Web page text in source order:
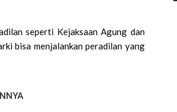
seperti Kejaksaan Agung dan
bisa menjalankan peradilan yang